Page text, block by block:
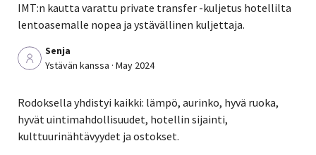
IMT:n kautta varattu private transfer -kuljetus hotellilta
lentoasemalle nopea ja ystävällinen kuljettaja.
Senja
Ystävän kanssa · May 2024
Rodoksella yhdistyi kaikki: lämpö, aurinko, hyvä ruoka,
hyvät uintimahdollisuudet, hotellin sijainti,
kulttuurinähtävyydet ja ostokset.